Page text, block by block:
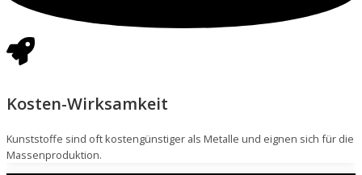
Kosten-Wirksamkeit
Kunststoffe sind oft kostengünstiger als Metalle und eignen sich für die
Massenproduktion.